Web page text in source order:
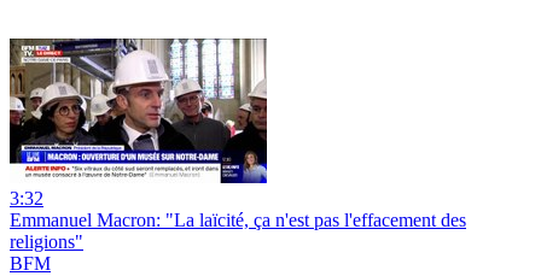
3:32
Emmanuel Macron: "La laïcité, ça n'est pas l'effacement des
religions"
BFM